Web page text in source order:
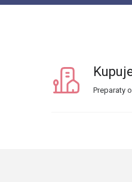
Preparaty